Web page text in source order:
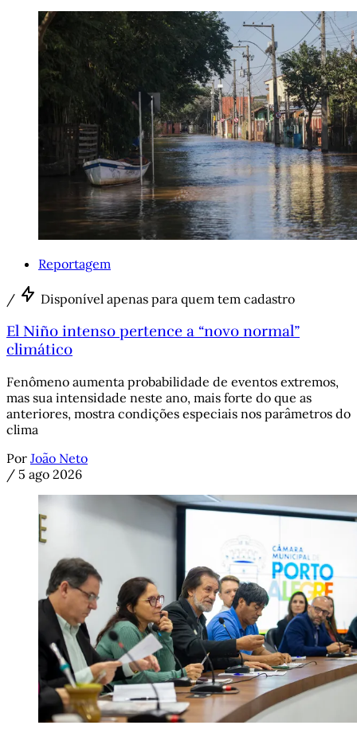
Reportagem
/ Disponível apenas para quem tem cadastro
El Niño intenso pertence a “novo normal”
climático
Fenômeno aumenta probabilidade de eventos extremos,
mas sua intensidade neste ano, mais forte do que as
anteriores, mostra condições especiais nos parâmetros do
clima
Por João Neto
/ 5 ago 2026